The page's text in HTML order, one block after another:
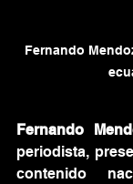
Fernando
Fernando
periodista,
contenido